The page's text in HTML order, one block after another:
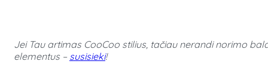
Jei Tau artimas CooCoo stilius, tačiau nerandi norimo
elementus – susisieki!